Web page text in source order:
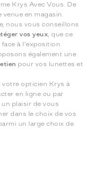
Krys Avec Vous. De
en magasin.
nous vous conseillons
vos yeux , que ce
à l'exposition
également une
pour vos lunettes et
votre opticien Krys à
en ligne ou par
plaisir de vous
dans le choix de vos
un large choix de